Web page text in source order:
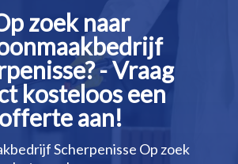
zoek naar
- Vraag
kosteloos een
offerte aan!
Scherpenisse Op zoek